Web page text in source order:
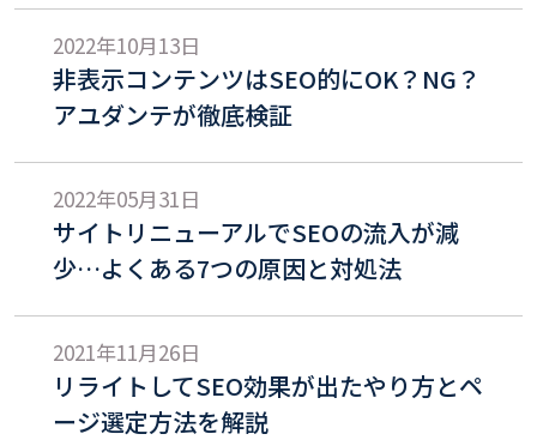
2022年10月13日
非表示コンテンツはSEO的にOK？NG？
アユダンテが徹底検証
2022年05月31日
サイトリニューアルでSEOの流入が減
少…よくある7つの原因と対処法
2021年11月26日
リライトしてSEO効果が出たやり方とペ
ージ選定方法を解説